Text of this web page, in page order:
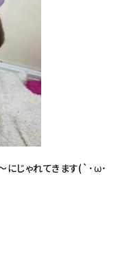
にじゃれてきます(`･ω･